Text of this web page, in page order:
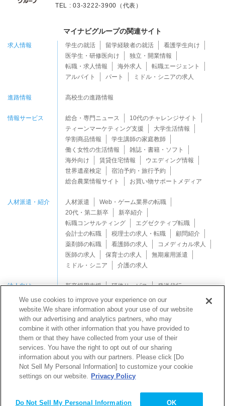
マイナビサポートなら 発送代行業務
サポート！
TEL : 03-3222-3900（代表）
マイナビグループの関連サイト
求人情報 学生の就活 留学経験者の就活
看護学生向け
医学生・研修医向け
独立・開業情報
転職・求人情報
海外求人
転職エージェント
アルバイト
パート ミドル・シニアの求人
進路情報 高校生の進路情報
情報サービス 総合・専門ニュース
10代のチャレンジサイト
ティーンマーケティング支援
大学生活情報
学割商品情報
学生講師の家庭教師
働く女性の生活情報
雑誌・書籍・ソフト
海外向け
賃貸住宅情報
ウエディング情報
世界遺産検定
宿泊予約・旅行予約
総合農業情報サイト
お買い物サポートメディア
人材派遣・紹介 人材派遣
Web・ゲーム業界の転職
20代・第二新卒
新卒紹介
転職コンサルティング
エグゼクティブ転職
会計士の転職
税理士の求人・転職
顧問紹介
薬剤師の転職
看護師の求人
コメディカル求人
医師の求人
保育士の求人
無期雇用派遣
ミドル・シニア
介護の求人
法人向け 新卒採用支援 研修サービス 発送代行
Copyright © Mynavi Support Corporation All rights reserved.
We use cookies to improve your experience on our
website.We share information about your use of our website
with our advertising and analytics partners, who may
combine it with other information that you have provided to
them or that they have collected from your use of their
services. You have the right to opt out of our sharing
information about you with our partners. Please click [Do
Not Sell My Personal Information] to customize your cookie
settings on our website. Privacy Policy
Do Not Sell My Personal Information OK